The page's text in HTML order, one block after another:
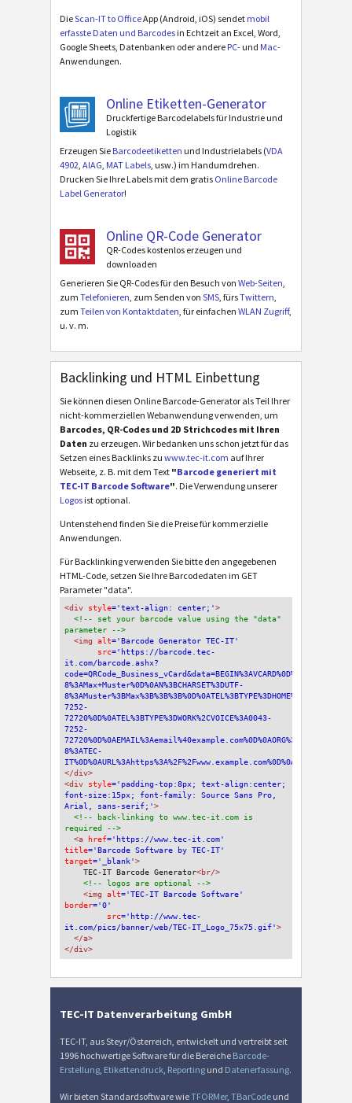
DieScan-IT to OfficeApp (Android, iOS) sendet mobil
erfasste Daten und Barcodes in Echtzeit an Excel, Word,
Google Sheets, Datenbanken oder andere PC- und Mac-
Anwendungen.
Online Etiketten-Generator
Druckfertige Barcodelabels für Industrie und
Logistik
Erzeugen Sie Barcodeetiketten und Industrielabels (VDA
4902 AIAG MAT Labels , usw.) im Handumdrehen.
Drucken Sie Ihre Labels mit dem gratis Online Barcode
Label Generator!
Online QR-Code Generator
QR-Codes kostenlos erzeugen und
downloaden
Generieren Sie QR-Codes für den Besuch von Web-Seiten
zum Telefonieren , zum Senden von SMS , fürsTwittern
zum Teilen von Kontaktdaten , für einfachen WLAN Zugriff,
u. v. m.
Backlinking und HTML Einbettung
Sie können diesen Online Barcode-Generator als Teil Ihrer
nicht-kommerziellen Webanwendung verwenden, um
Barcodes, QR-Codes und 2D Strichcodes mit Ihren
Daten zu erzeugen. Wir bedanken uns schon jetzt für das
Setzen eines Backlinks zu www.tec-it.com auf Ihrer
Webseite, z. B. mit dem Text "Barcode generiert mit
TEC-IT Barcode Software". Die Verwendung unserer
Logos ist optional.
Untenstehend finden Sie die Preise für kommerzielle
Anwendungen.
Für Backlinking verwenden Sie bitte den angegebenen
HTML-Code, setzen Sie Ihre Barcodedaten im GET
Parameter "data".
<div style='text-align: center;'>
<!-- set your barcode value using the "data"
parameter -->
<img alt='Barcode Generator TEC-IT'
src='https://barcode.tec-
it.com/barcode.ashx?
8%3AMax+Muster%0D%0AN%3BCHARSET%3DUTF-
7252-
72720%0D%0ATEL%3BTYPE%3DWORK%2CVOICE%3A0043-
7252-
8%3ATEC-
</div>
<div style='padding-top:8px; text-align:center;
font-size:15px; font-family: Source Sans Pro,
Arial, sans-serif;'>
<!-- back-linking to www.tec-it.com is
required -->
<a href='https://www.tec-it.com'
title='Barcode Software by TEC-IT'
target='_blank'>
TEC-IT Barcode Generator<br/>
<!-- logos are optional -->
<img alt='TEC-IT Barcode Software'
border='0'
src='http://www.tec-
it.com/pics/banner/web/TEC-IT_Logo_75x75.gif'>
</a>
</div>
TEC-IT Datenverarbeitung GmbH
TEC-IT, aus Steyr/Österreich, entwickelt und vertreibt seit
1996 hochwertige Software für die Bereiche Barcode-
Erstellung Etikettendruck Reporting und Datenerfassung.
Wir bieten Standardsoftware wieTFORMer, TBarCode und